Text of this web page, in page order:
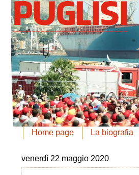
Home page La biografia
venerdì 22 maggio 2020